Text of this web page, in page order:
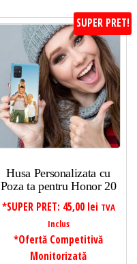
SUPER PRET!
Husa Personalizata cu
Poza ta pentru Honor 20
*SUPER PRET: 45,00 lei TVA
Inclus
*Ofertă Competitivă
Monitorizată